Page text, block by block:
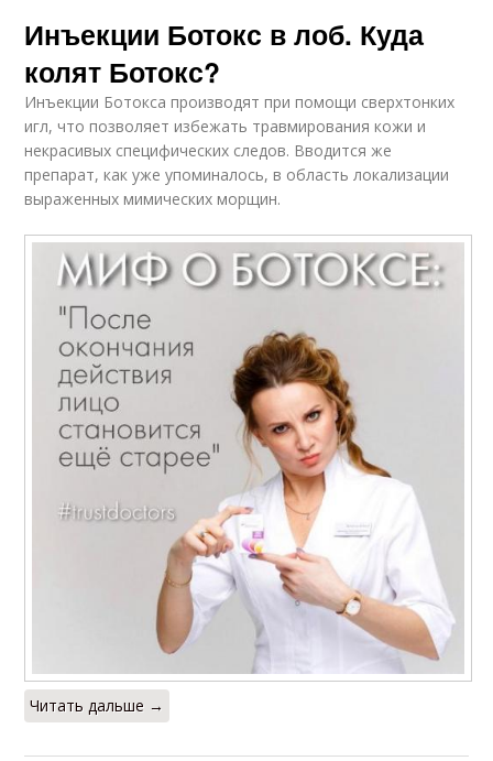
Инъекции Ботокс в лоб. Куда
колят Ботокс?
Инъекции Ботокса производят при помощи сверхтонких
игл, что позволяет избежать травмирования кожи и
некрасивых специфических следов. Вводится же
препарат, как уже упоминалось, в область локализации
выраженных мимических морщин.
Читать дальше →